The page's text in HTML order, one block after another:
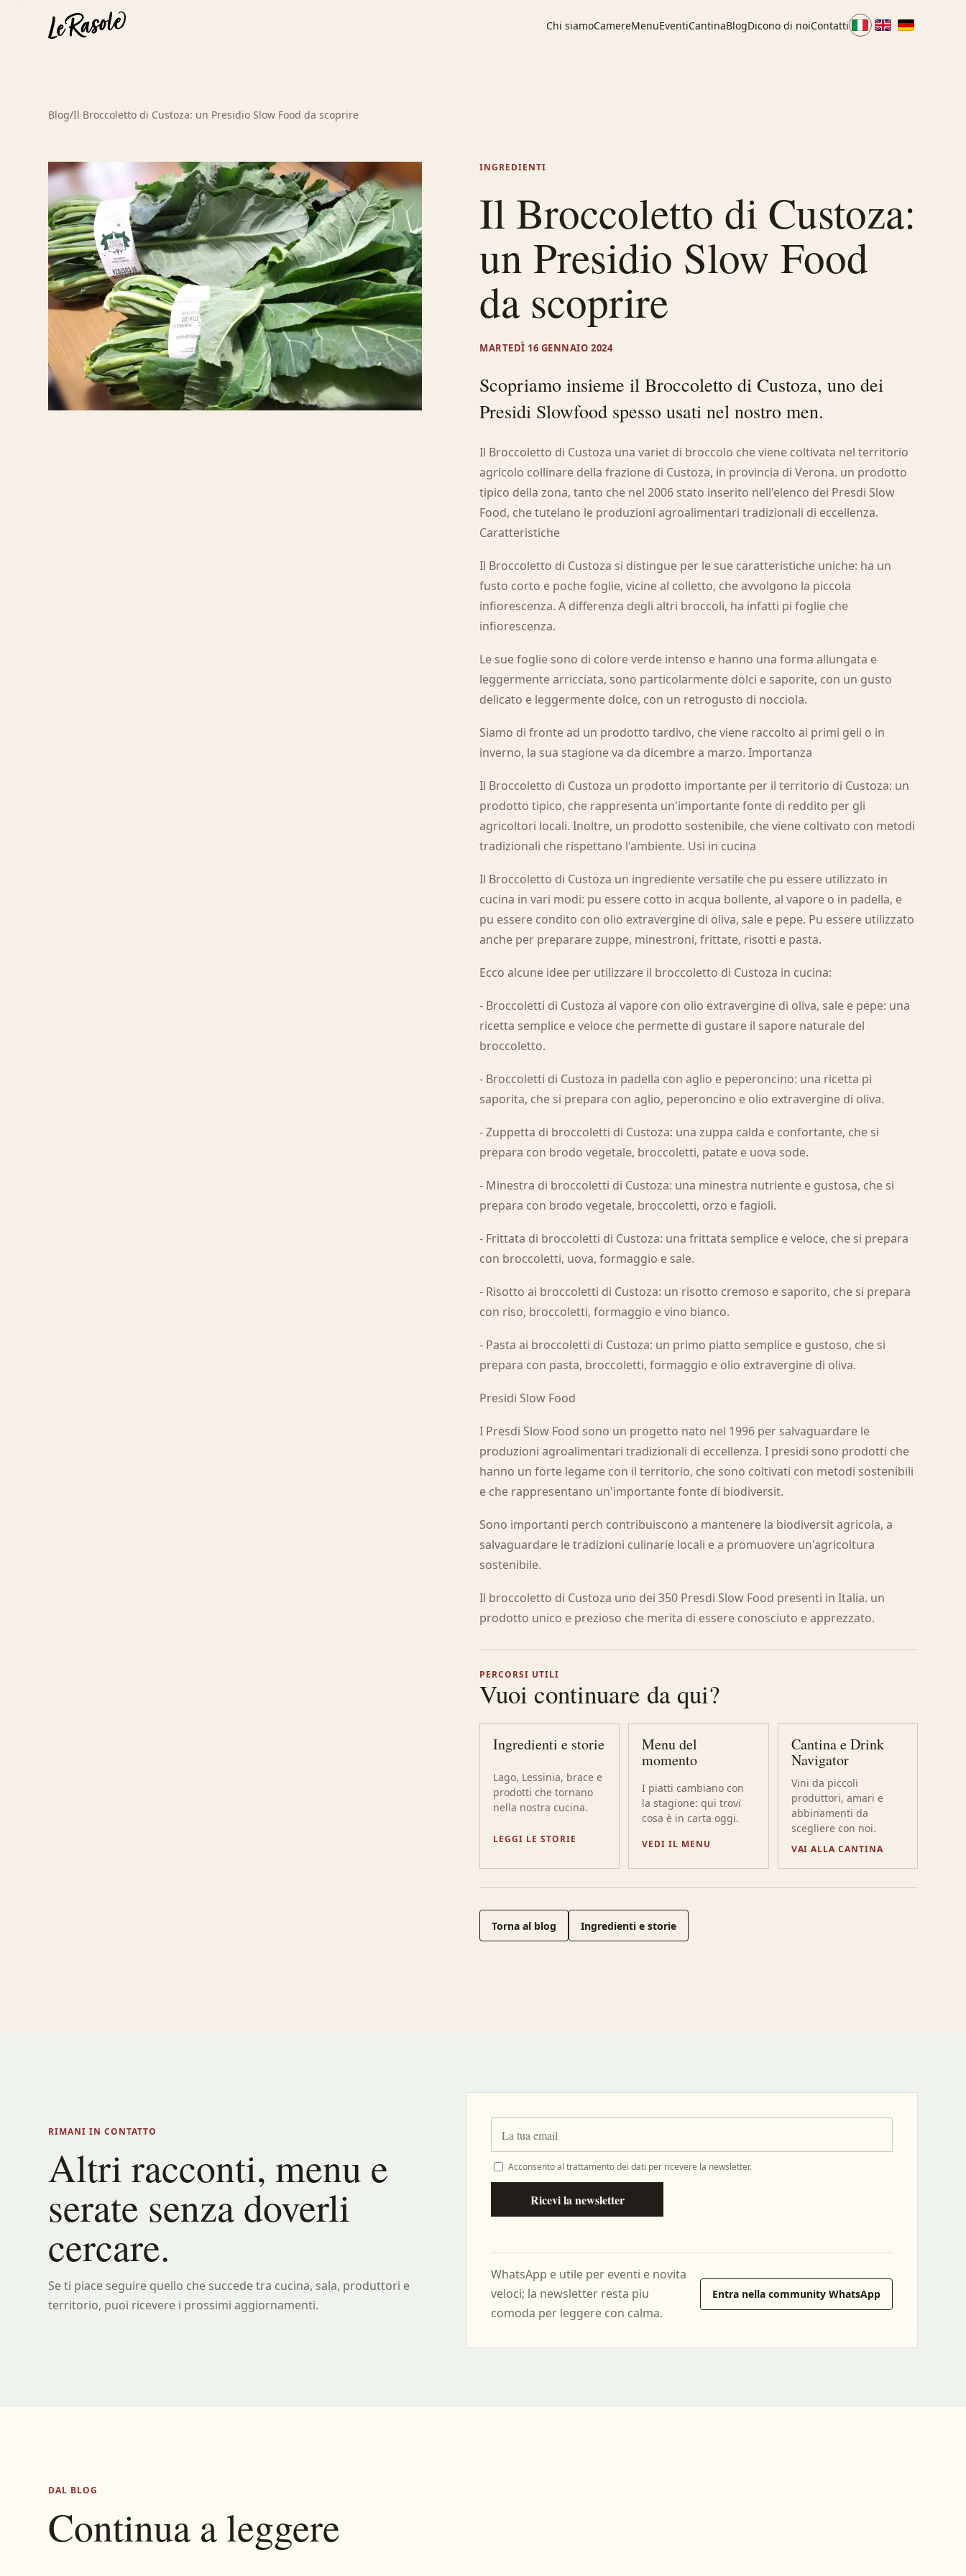
Chi siamoCamereMenuEventiCantinaBlogDicono di noiContatti
Blog/Il Broccoletto di Custoza: un Presidio Slow Food da scoprire
INGREDIENTI
Il Broccoletto di Custoza:
un Presidio Slow Food
da scoprire
MARTEDÌ 16 GENNAIO 2024
Scopriamo insieme il Broccoletto di Custoza, uno dei
Presidi Slowfood spesso usati nel nostro men.
Il Broccoletto di Custoza una variet di broccolo che viene coltivata nel territorio
agricolo collinare della frazione di Custoza, in provincia di Verona. un prodotto
tipico della zona, tanto che nel 2006 stato inserito nell'elenco dei Presdi Slow
Food, che tutelano le produzioni agroalimentari tradizionali di eccellenza.
Caratteristiche
Il Broccoletto di Custoza si distingue per le sue caratteristiche uniche: ha un
fusto corto e poche foglie, vicine al colletto, che avvolgono la piccola
infiorescenza. A differenza degli altri broccoli, ha infatti pi foglie che
infiorescenza.
Le sue foglie sono di colore verde intenso e hanno una forma allungata e
leggermente arricciata, sono particolarmente dolci e saporite, con un gusto
delicato e leggermente dolce, con un retrogusto di nocciola.
Siamo di fronte ad un prodotto tardivo, che viene raccolto ai primi geli o in
inverno, la sua stagione va da dicembre a marzo. Importanza
Il Broccoletto di Custoza un prodotto importante per il territorio di Custoza: un
prodotto tipico, che rappresenta un'importante fonte di reddito per gli
agricoltori locali. Inoltre, un prodotto sostenibile, che viene coltivato con metodi
tradizionali che rispettano l'ambiente. Usi in cucina
Il Broccoletto di Custoza un ingrediente versatile che pu essere utilizzato in
cucina in vari modi: pu essere cotto in acqua bollente, al vapore o in padella, e
pu essere condito con olio extravergine di oliva, sale e pepe. Pu essere utilizzato
anche per preparare zuppe, minestroni, frittate, risotti e pasta.
Ecco alcune idee per utilizzare il broccoletto di Custoza in cucina:
- Broccoletti di Custoza al vapore con olio extravergine di oliva, sale e pepe: una
ricetta semplice e veloce che permette di gustare il sapore naturale del
broccoletto.
- Broccoletti di Custoza in padella con aglio e peperoncino: una ricetta pi
saporita, che si prepara con aglio, peperoncino e olio extravergine di oliva.
- Zuppetta di broccoletti di Custoza: una zuppa calda e confortante, che si
prepara con brodo vegetale, broccoletti, patate e uova sode.
- Minestra di broccoletti di Custoza: una minestra nutriente e gustosa, che si
prepara con brodo vegetale, broccoletti, orzo e fagioli.
- Frittata di broccoletti di Custoza: una frittata semplice e veloce, che si prepara
con broccoletti, uova, formaggio e sale.
- Risotto ai broccoletti di Custoza: un risotto cremoso e saporito, che si prepara
con riso, broccoletti, formaggio e vino bianco.
- Pasta ai broccoletti di Custoza: un primo piatto semplice e gustoso, che si
prepara con pasta, broccoletti, formaggio e olio extravergine di oliva.
Presidi Slow Food
I Presdi Slow Food sono un progetto nato nel 1996 per salvaguardare le
produzioni agroalimentari tradizionali di eccellenza. I presidi sono prodotti che
hanno un forte legame con il territorio, che sono coltivati con metodi sostenibili
e che rappresentano un'importante fonte di biodiversit.
Sono importanti perch contribuiscono a mantenere la biodiversit agricola, a
salvaguardare le tradizioni culinarie locali e a promuovere un'agricoltura
sostenibile.
Il broccoletto di Custoza uno dei 350 Presdi Slow Food presenti in Italia. un
prodotto unico e prezioso che merita di essere conosciuto e apprezzato.
PERCORSI UTILI
Vuoi continuare da qui?
Ingredienti e storie
Lago, Lessinia, brace e
prodotti che tornano
nella nostra cucina.
LEGGI LE STORIE
Menu del
momento
I piatti cambiano con
la stagione: qui trovi
cosa è in carta oggi.
VEDI IL MENU
Cantina e Drink
Navigator
Vini da piccoli
produttori, amari e
abbinamenti da
scegliere con noi.
VAI ALLA CANTINA
Torna al blog Ingredienti e storie
RIMANI IN CONTATTO
Altri racconti, menu e
serate senza doverli
cercare.
Se ti piace seguire quello che succede tra cucina, sala, produttori e
territorio, puoi ricevere i prossimi aggiornamenti.
Acconsento al trattamento dei dati per ricevere la newsletter.
Ricevi la newsletter
WhatsApp e utile per eventi e novita
veloci; la newsletter resta piu
comoda per leggere con calma.
Entra nella community WhatsApp
DAL BLOG
Continua a leggere